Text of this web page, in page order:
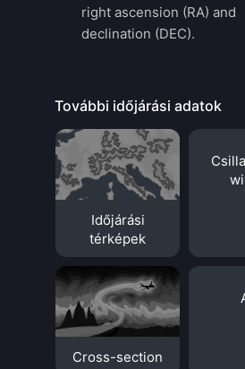
right ascension (RA) and
declination (DEC).
További időjárási adatok
Időjárási
térképek
Cross-section